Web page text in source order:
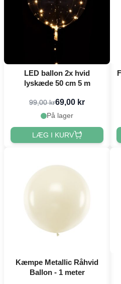
LED ballon 2x hvid
lyskæde 50 cm 5 m
99,00 kr69,00 kr
På lager
LÆG I KURV
Kæmpe Metallic Råhvid
Ballon - 1 meter